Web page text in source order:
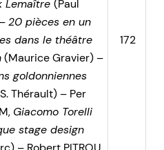
Lemaître (Paul
20 pièces en un
dans le théâtre
(Maurice Gravier) –
goldonniennes
Thérault) – Per
Giacomo Torelli
stage design
172